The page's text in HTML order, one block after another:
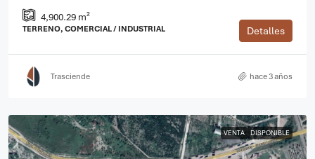
4,900.29 m²
TERRENO, COMERCIAL / INDUSTRIAL Detalles
Trasciende hace 3 años
VENTA DISPONIBLE